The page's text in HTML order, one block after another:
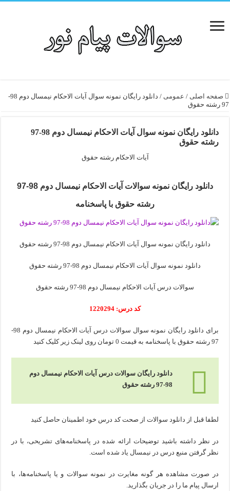
صفحه اصلی / عمومی /
دانلود رایگان نمونه سوال آیات الاحکام نیمسال دوم 98-
97 رشته حقوق
دانلود رایگان نمونه سوال آیات الاحکام نیمسال دوم 98-97
رشته حقوق
آیات الاحکام رشته حقوق
دانلود رایگان نمونه سوالات آیات الاحکام نیمسال دوم 98-97
رشته حقوق با پاسخنامه
دانلود رایگان نمونه سوال آیات الاحکام نیمسال دوم 98-97 رشته حقوق
دانلود نمونه سوال آیات الاحکام نیمسال دوم 98-97 رشته حقوق
سوالات درس آیات الاحکام نیمسال دوم 98-97 رشته حقوق
کد درس: 1220294
برای دانلود رایگان نمونه سوال سوالات درس آیات الاحکام نیمسال دوم 98-
97 رشته حقوق با پاسخنامه به قیمت 0 تومان روی لینک زیر کلیک کنید
دانلود رایگان سوالات درس آیات الاحکام نیمسال دوم
98-97 رشته حقوق
لطفا قبل از دانلود سوالات از صحت کد درس خود اطمینان حاصل کنید
در نظر داشته باشید توضیحات ارائه شده در پاسخنامه‌های تشریحی، با در
نظر گرفتن منبع درس در نیمسال یاد شده است.
در صورت مشاهده هر گونه مغایرت در نمونه سوالات و یا پاسخنامه‌ها، با
ارسال پیام ما را در جریان بگذارید.